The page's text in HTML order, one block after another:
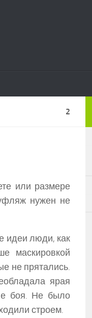
2
или размере
нужен не
идеи люди, как
маскировкой
не прятались.
ярая
боя. Не было
строем.